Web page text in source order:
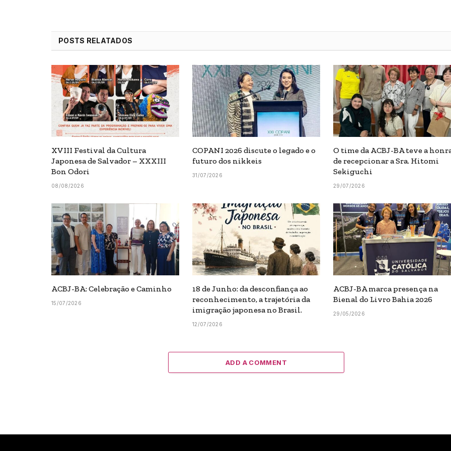
POSTS RELATADOS
XVIII Festival da Cultura
Japonesa de Salvador – XXXIII
Bon Odori
08/08/2026
COPANI 2026 discute o legado e o
futuro dos nikkeis
31/07/2026
O time da ACBJ-BA teve a
de recepcionar a Sra. Hitomi
Sekiguchi
29/07/2026
ACBJ-BA: Celebração e Caminho
15/07/2026
18 de Junho: da desconfiança ao
reconhecimento, a trajetória da
imigração japonesa no Brasil.
12/07/2026
ACBJ-BA marca presença na
Bienal do Livro Bahia 2026
29/05/2026
ADD A COMMENT